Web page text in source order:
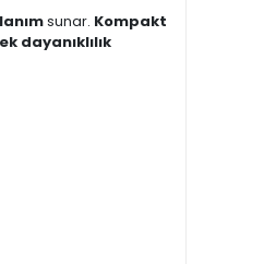
sunar. Kompakt
dayanıklılık